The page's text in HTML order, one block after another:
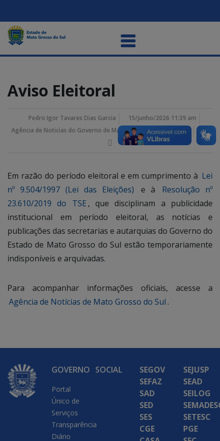
Aviso Eleitoral
Pedro Igor Tavares Dias Garcia
15/junho/2026 11:39 am
Agência de Noticias do Governo de Mato Grosso do Sul
Em razão do período eleitoral e em cumprimento à Lei
nº 9.504/1997 (Lei das Eleições)
e à
Resolução nº
23.610/2019 do TSE , que disciplinam a publicidade
institucional em período eleitoral, as notícias e
publicações das secretarias e autarquias do Governo do
Estado de Mato Grosso do Sul estão temporariamente
indisponíveis e arquivadas.
Para acompanhar informações oficiais, acesse a
Agência de Notícias de Mato Grosso do Sul .
GOVERNO
Portal
Único de
Serviços
Transparência
Diário
SOCIAL
SEGOV
SEFAZ
SAD
SED
SES
CGE
SEJUSP
SEAD
SEILOG
SETESC
PGE